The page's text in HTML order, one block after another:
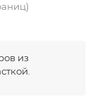
из